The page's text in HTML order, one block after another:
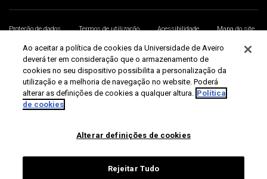
Proteção de dados Termos de utilização Acessibilidade
Mapa do site
Universidade de Aveiro 2026
Ao aceitar a política de cookies da Universidade de Aveiro
deverá ter em consideração que o armazenamento de
cookies no seu dispositivo possibilita a personalização da
utilização e a melhoria de navegação no website. Poderá
alterar as definições de cookies a qualquer altura. Política
de cookies
Alterar definições de cookies
Rejeitar Tudo